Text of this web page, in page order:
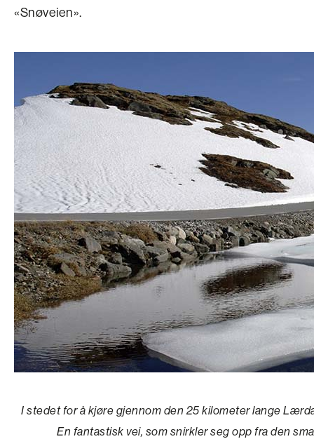
«Snøveien».
I stedet for å kjøre gjennom den 25 kilometer lange
En fantastisk vei, som snirkler seg opp fra den